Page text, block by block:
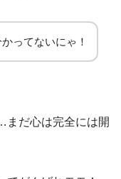
ってないにゃ！
まだ心は完全には開